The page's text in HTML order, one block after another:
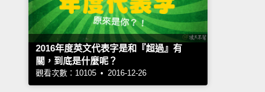
2016年度英文代表字是和『超過』有
關，到底是什麼呢？
觀看次數：10105 • 2016-12-26